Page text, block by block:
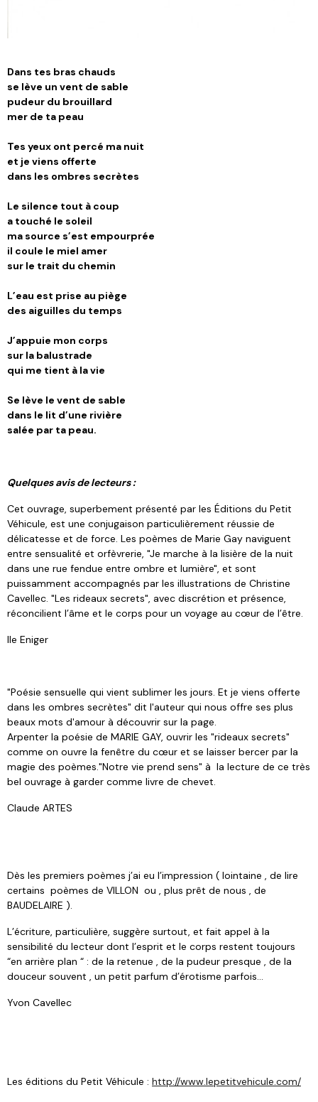
Dans tes bras chauds
se lève un vent de sable
pudeur du brouillard
mer de ta peau
Tes yeux ont percé ma nuit
et je viens offerte
dans les ombres secrètes
Le silence tout à coup
a touché le soleil
ma source s’est empourprée
il coule le miel amer
sur le trait du chemin
L’eau est prise au piège
des aiguilles du temps
J’appuie mon corps
sur la balustrade
qui me tient à la vie
Se lève le vent de sable
dans le lit d’une rivière
salée par ta peau.
Quelques avis de lecteurs :
Cet ouvrage, superbement présenté par les Éditions du Petit
Véhicule, est une conjugaison particulièrement réussie de
délicatesse et de force. Les poèmes de Marie Gay naviguent
entre sensualité et orfèvrerie, "Je marche à la lisière de la nuit
dans une rue fendue entre ombre et lumière", et sont
puissamment accompagnés par les illustrations de Christine
Cavellec. "Les rideaux secrets", avec discrétion et présence,
réconcilient l’âme et le corps pour un voyage au cœur de l’être.
Ile Eniger
"Poésie sensuelle qui vient sublimer les jours. Et je viens offerte
dans les ombres secrètes" dit l'auteur qui nous offre ses plus
beaux mots d'amour à découvrir sur la page.
Arpenter la poésie de MARIE GAY, ouvrir les "rideaux secrets"
comme on ouvre la fenêtre du cœur et se laisser bercer par la
magie des poèmes."Notre vie prend sens" à la lecture de ce très
bel ouvrage à garder comme livre de chevet.
Claude ARTES
Dès les premiers poèmes j’ai eu l’impression ( lointaine , de lire
certains poèmes de VILLON ou , plus prêt de nous , de
BAUDELAIRE ).
L’écriture, particulière, suggère surtout, et fait appel à la
sensibilité du lecteur dont l’esprit et le corps restent toujours
“en arrière plan “ : de la retenue , de la pudeur presque , de la
douceur souvent , un petit parfum d’érotisme parfois...
Yvon Cavellec
Les éditions du Petit Véhicule : http://www.lepetitvehicule.com/